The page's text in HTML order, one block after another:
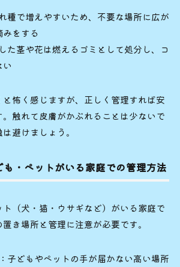
種で増えやすいため、不要な場所に広が
をする
た茎や花は燃えるゴミとして処分し、コ
と怖く感じますが、正しく管理すれば安
触れて皮膚がかぶれることは少ないで
避けましょう。
・ペットがいる家庭での管理方法
（犬・猫・ウサギなど）がいる家庭で
き場所と管理に注意が必要です。
子どもやペットの手が届かない高い場所